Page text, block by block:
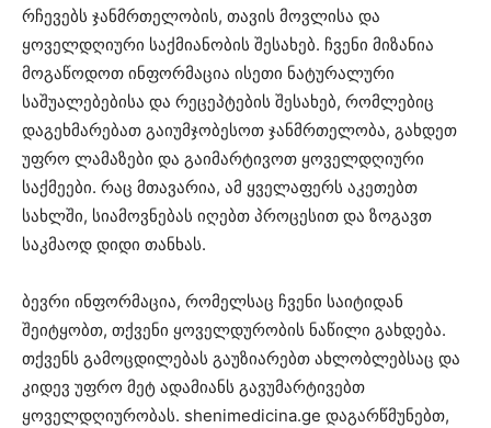
რჩევებს ჯანმრთელობის, თავის მოვლისა და
ყოველდღიური საქმიანობის შესახებ. ჩვენი მიზანია
მოგაწოდოთ ინფორმაცია ისეთი ნატურალური
საშუალებებისა და რეცეპტების შესახებ, რომლებიც
დაგეხმარებათ გაიუმჯობესოთ ჯანმრთელობა, გახდეთ
უფრო ლამაზები და გაიმარტივოთ ყოველდღიური
საქმეები. რაც მთავარია, ამ ყველაფერს აკეთებთ
სახლში, სიამოვნებას იღებთ პროცესით და ზოგავთ
საკმაოდ დიდი თანხას.
ბევრი ინფორმაცია, რომელსაც ჩვენი საიტიდან
შეიტყობთ, თქვენი ყოველდურობის ნაწილი გახდება.
თქვენს გამოცდილებას გაუზიარებთ ახლობლებსაც და
კიდევ უფრო მეტ ადამიანს გავუმარტივებთ
ყოველდღიურობას. shenimedicina.ge დაგარწმუნებთ,